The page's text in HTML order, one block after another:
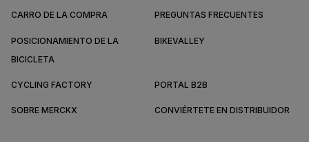
CARRO DE LA COMPRA PREGUNTAS FRECUENTES
POSICIONAMIENTO DE LA
BICICLETA
BIKEVALLEY
CYCLING FACTORY PORTAL B2B
SOBRE MERCKX CONVIÉRTETE EN DISTRIBUIDOR